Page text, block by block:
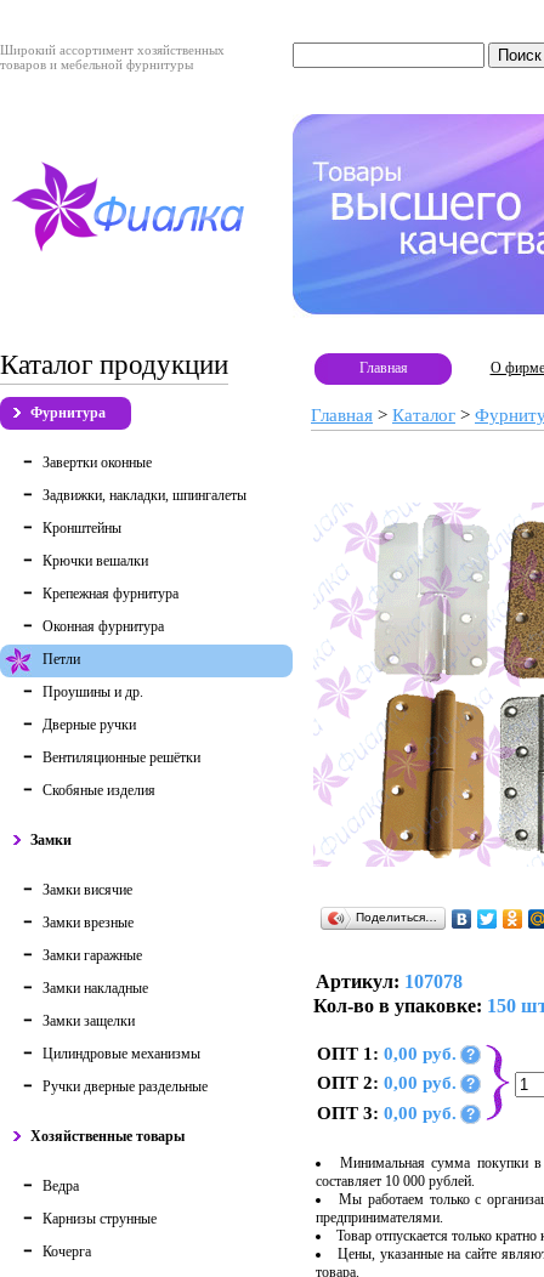
Широкий ассортимент хозяйственных
товаров и мебельной фурнитуры
Каталог продукции
Фурнитура
Завертки оконные
Задвижки, накладки, шпингалеты
Кронштейны
Крючки вешалки
Крепежная фурнитура
Оконная фурнитура
Петли
Проушины и др.
Дверные ручки
Вентиляционные решётки
Скобяные изделия
Замки
Замки висячие
Замки врезные
Замки гаражные
Замки накладные
Замки защелки
Цилиндровые механизмы
Ручки дверные раздельные
Хозяйственные товары
Ведра
Карнизы струнные
Кочерга
Главная О фирме
Главная > Каталог >
Поделиться…
Артикул: 107078
Кол-во в упаковке: 150
ОПТ 1: 0,00 руб. ?
ОПТ 2: 0,00 руб. ?
ОПТ 3: 0,00 руб. ?
Минимальная сумма покупки в
составляет 10 000 рублей.
Мы работаем только с
предпринимателями.
Товар отпускается только
Цены, указанные на сайте
товара.